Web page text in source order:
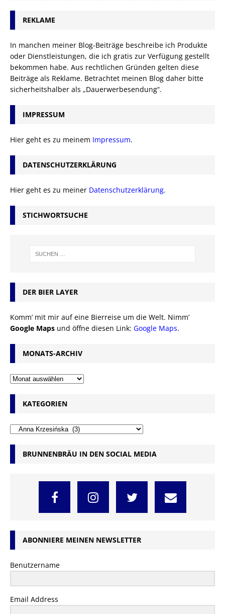
REKLAME
In manchen meiner Blog-Beiträge beschreibe ich Produkte
oder Dienstleistungen, die ich gratis zur Verfügung gestellt
bekommen habe. Aus rechtlichen Gründen gelten diese
Beiträge als Reklame. Betrachtet meinen Blog daher bitte
sicherheitshalber als „Dauerwerbesendung“.
IMPRESSUM
Hier geht es zu meinem Impressum.
DATENSCHUTZERKLÄRUNG
Hier geht es zu meiner Datenschutzerklärung.
STICHWORTSUCHE
DER BIER LAYER
Komm’ mit mir auf eine Bierreise um die Welt. Nimm’
Google Maps und öffne diesen Link: Google Maps.
MONATS-ARCHIV
KATEGORIEN
BRUNNENBRÄU IN DEN SOCIAL MEDIA
ABONNIERE MEINEN NEWSLETTER
Benutzername
Email Address